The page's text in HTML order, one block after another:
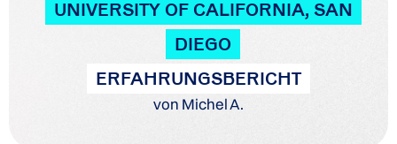
UNIVERSITY OF CALIFORNIA, SAN
DIEGO
ERFAHRUNGSBERICHT
von Michel A.